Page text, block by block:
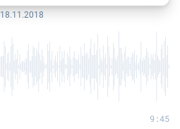
18.11.2018
9:45